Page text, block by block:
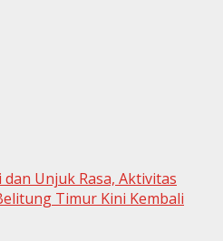
Unjuk Rasa, Aktivitas
Timur Kini Kembali